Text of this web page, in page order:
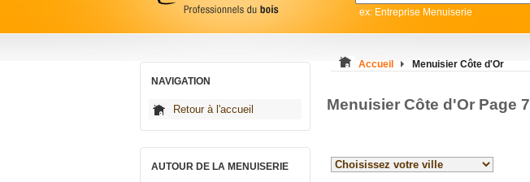
ex: Entreprise Menuiserie
NAVIGATION
Retour à l'accueil
AUTOUR DE LA MENUISERIE
Accueil Menuisier Côte d'Or
Menuisier Côte d'Or Page 7